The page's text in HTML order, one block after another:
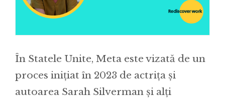
În Statele Unite, Meta este vizată de un
proces inițiat în 2023 de actrița și
autoarea Sarah Silverman și alți